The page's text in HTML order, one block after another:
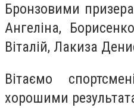
Бронзовими
Ангеліна,
Віталій, Лакиза
Вітаємо
хорошими